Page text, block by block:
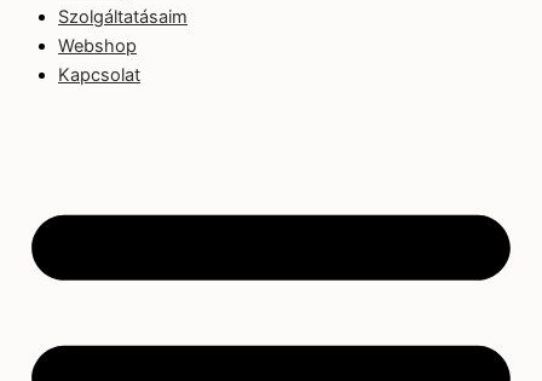
Szolgáltatásaim
Webshop
Kapcsolat